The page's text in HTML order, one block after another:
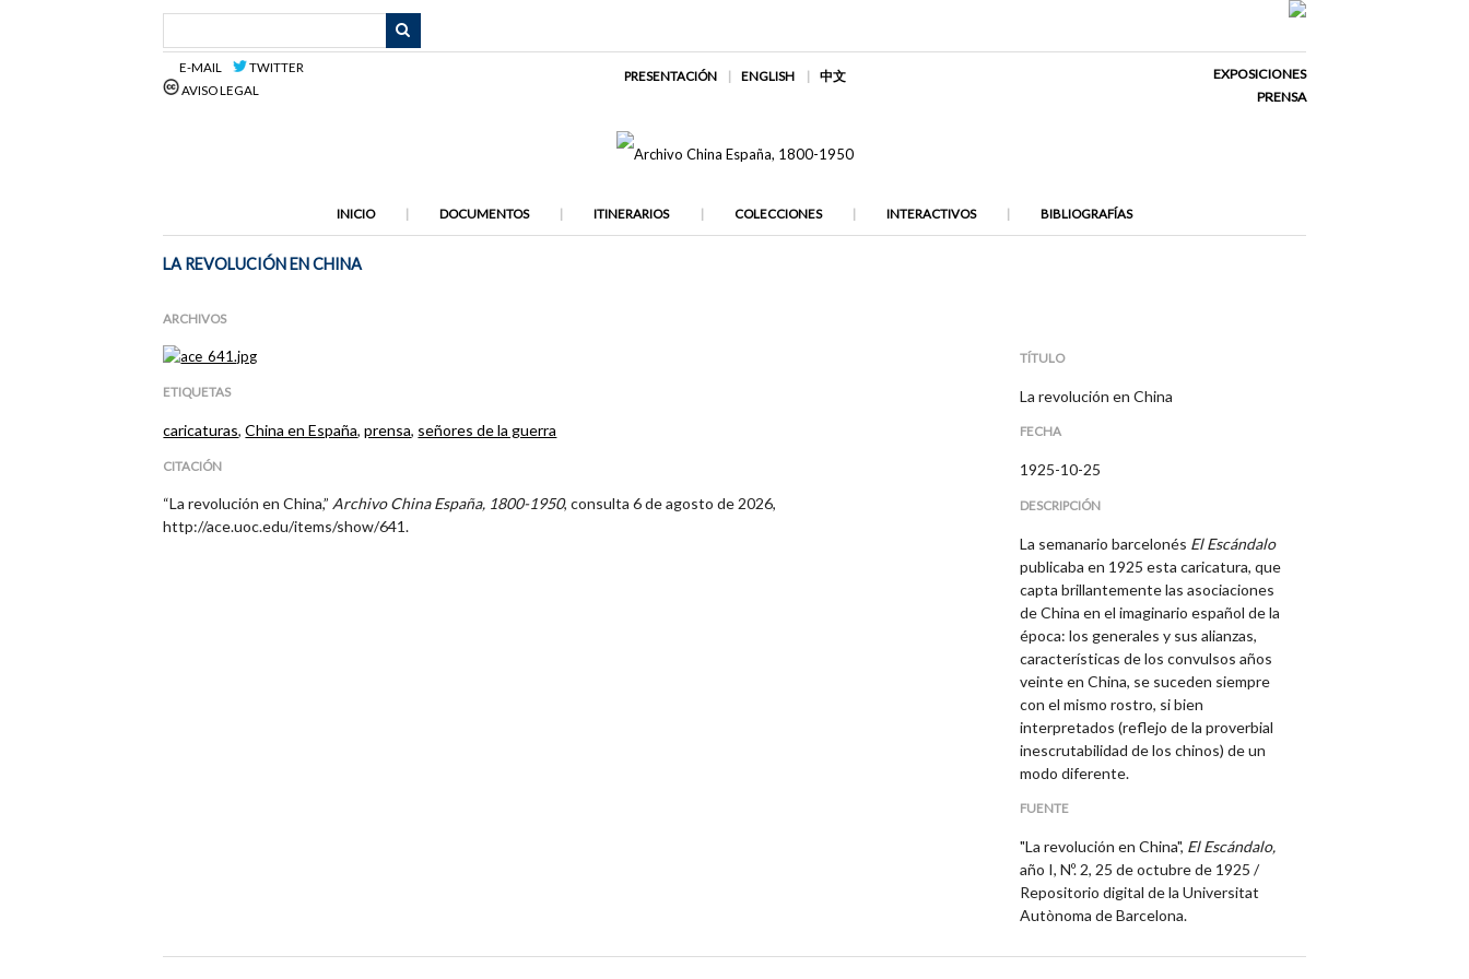
E-MAIL
TWITTER
AVISO LEGAL
PRESENTACIÓN ENGLISH 中文
EXPOSICIONES
PRENSA
INICIO DOCUMENTOS ITINERARIOS COLECCIONES INTERACTIVOS BIBLIOGRAFÍAS
LA REVOLUCIÓN EN CHINA
ARCHIVOS
ETIQUETAS
caricaturas,China en España,prensa, señores de la guerra
CITACIÓN
“La revolución en China,”Archivo China España, 1800-1950, consulta 6 de agosto de 2026,
http://ace.uoc.edu/items/show/641.
TÍTULO
La revolución en China
FECHA
1925-10-25
DESCRIPCIÓN
La semanario barcelonés El Escándalo
publicaba en 1925 esta caricatura, que
capta brillantemente las asociaciones
de China en el imaginario español de la
época: los generales y sus alianzas,
características de los convulsos años
veinte en China, se suceden siempre
con el mismo rostro, si bien
interpretados (reflejo de la proverbial
inescrutabilidad de los chinos) de un
modo diferente.
FUENTE
"La revolución en China", El Escándalo,
año I, Nº. 2, 25 de octubre de 1925 /
Repositorio digital de la Universitat
Autònoma de Barcelona.